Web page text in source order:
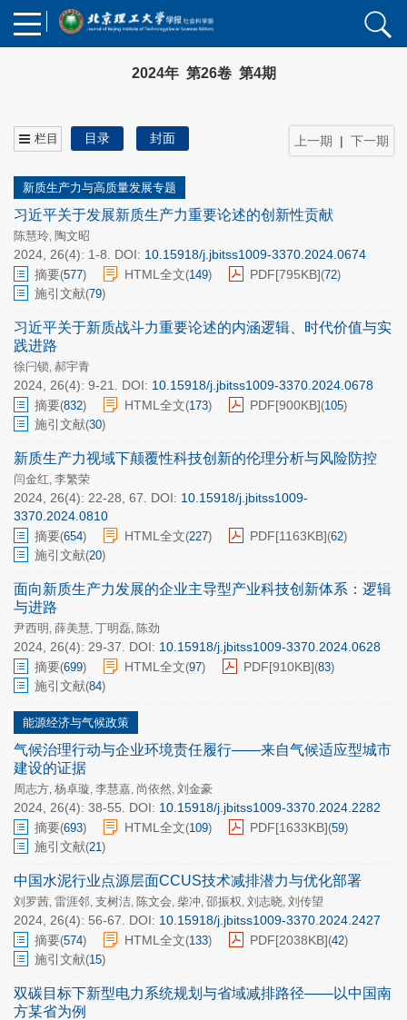
2024年 第26卷 第4期
上一期 | 下一期
栏目 目录 封面
新质生产力与高质量发展专题
习近平关于发展新质生产力重要论述的创新性贡献
陈慧玲, 陶文昭
2024, 26(4): 1-8. DOI: 10.15918/j.jbitss1009-3370.2024.0674
摘要(577) HTML全文(149) PDF[795KB](72)
施引文献(79)
习近平关于新质战斗力重要论述的内涵逻辑、时代价值与实
践进路
徐闩锁, 郝宇青
2024, 26(4): 9-21. DOI: 10.15918/j.jbitss1009-3370.2024.0678
摘要(832) HTML全文(173) PDF[900KB](105)
施引文献(30)
新质生产力视域下颠覆性科技创新的伦理分析与风险防控
闫金红, 李繁荣
2024, 26(4): 22-28, 67. DOI: 10.15918/j.jbitss1009-
3370.2024.0810
摘要(654) HTML全文(227) PDF[1163KB](62)
施引文献(20)
面向新质生产力发展的企业主导型产业科技创新体系：逻辑
与进路
尹西明 , 薛美慧, 丁明磊, 陈劲
2024, 26(4): 29-37. DOI: 10.15918/j.jbitss1009-3370.2024.0628
摘要(699) HTML全文(97) PDF[910KB](83)
施引文献(84)
能源经济与气候政策
气候治理行动与企业环境责任履行——来自气候适应型城市
建设的证据
周志方, 杨卓璇, 李慧嘉, 尚依然, 刘金豪
2024, 26(4): 38-55. DOI: 10.15918/j.jbitss1009-3370.2024.2282
摘要(693) HTML全文(109) PDF[1633KB](59)
施引文献(21)
中国水泥行业点源层面CCUS技术减排潜力与优化部署
刘罗茜, 雷涯邻, 支树洁, 陈文会, 柴冲, 邵振权, 刘志晓, 刘传望
2024, 26(4): 56-67. DOI: 10.15918/j.jbitss1009-3370.2024.2427
摘要(574) HTML全文(133) PDF[2038KB](42)
施引文献(15)
双碳目标下新型电力系统规划与省域减排路径——以中国南
方某省为例